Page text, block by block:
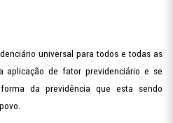
universal para todos e todas as
aplicação de fator previdenciário e se
da previdência que esta sendo